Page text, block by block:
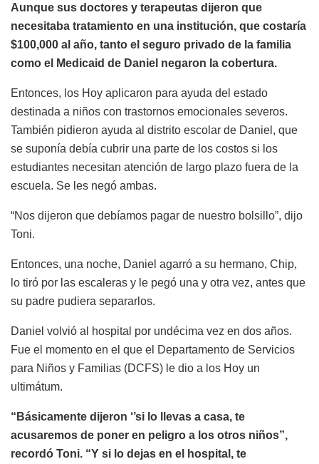
Aunque sus doctores y terapeutas dijeron que
necesitaba tratamiento en una institución, que costaría
$100,000 al año, tanto el seguro privado de la familia
como el Medicaid de Daniel negaron la cobertura.
Entonces, los Hoy aplicaron para ayuda del estado
destinada a niños con trastornos emocionales severos.
También pidieron ayuda al distrito escolar de Daniel, que
se suponía debía cubrir una parte de los costos si los
estudiantes necesitan atención de largo plazo fuera de la
escuela. Se les negó ambas.
“Nos dijeron que debíamos pagar de nuestro bolsillo”, dijo
Toni.
Entonces, una noche, Daniel agarró a su hermano, Chip,
lo tiró por las escaleras y le pegó una y otra vez, antes que
su padre pudiera separarlos.
Daniel volvió al hospital por undécima vez en dos años.
Fue el momento en el que el Departamento de Servicios
para Niños y Familias (DCFS) le dio a los Hoy un
ultimátum.
“Básicamente dijeron ‘’si lo llevas a casa, te
acusaremos de poner en peligro a los otros niños”,
recordó Toni. “Y si lo dejas en el hospital, te